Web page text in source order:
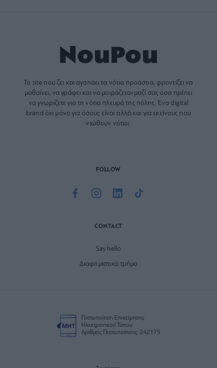
Το site που ζει και αγαπάει τα νότια προάστια, φροντίζει να
μαθαίνει, να γράφει και να μοιράζεται μαζί σας όσα πρέπει
να γνωρίζετε για τη νότια πλευρά της πόλης. Ένα digital
brand όχι μόνο για όσους είναι αλλά και για εκείνους που
νιώθουν νότιοι.
FOLLOW
CONTACT
Say hello
Διαφημιστικό τμήμα
Πιστοποίηση Επιχείρησης
Ηλεκτρονικού Τύπου
Αριθμός Πιστοποίησης: 242175